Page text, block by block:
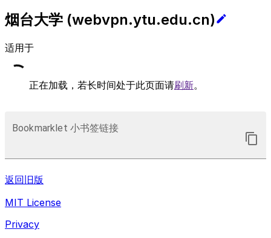
烟台大学 (webvpn.ytu.edu.cn)
适用于
正在加载，若长时间处于此页面请刷新。
Bookmarklet 小书签链接
返回旧版
MIT License
Privacy